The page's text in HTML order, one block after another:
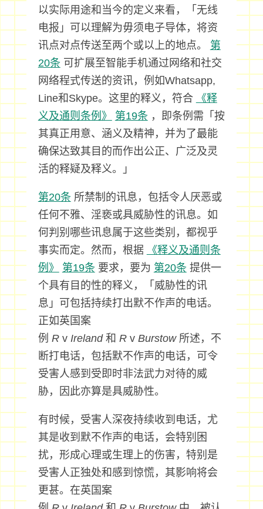
以实际用途和当今的定义来看，「无线
电报」可以理解为毋须电子导体，将资
讯点对点传送至两个或以上的地点。 第
20条可扩展至智能手机通过网络和社交
网络程式传送的资讯，例如Whatsapp,
Line和Skype。这里的释义，符合
《释
义及通则条例》
第19条，即条例需「按
其真正用意、涵义及精神，并为了最能
确保达致其目的而作出公正、广泛及灵
活的释疑及释义。」
第20条所禁制的讯息，包括令人厌恶或
任何不雅、淫亵或具威胁性的讯息。如
何判别哪些讯息属于这些类别，都视乎
事实而定。然而，根据
《释义及通则条
例》
第19条要求，要为 第20条提供一
个具有目的性的释义，「威胁性的讯
息」可包括持续打出默不作声的电话。
正如英国案
例 Rv Ireland和 Rv Burstow所述，不
断打电话，包括默不作声的电话，可令
受害人感到受即时非法武力对待的威
胁，因此亦算是具威胁性。
有时候，受害人深夜持续收到电话，尤
其是收到默不作声的电话，会特别困
扰，形成心理或生理上的伤害，特别是
受害人正独处和感到惊慌，其影响将会
更甚。在英国案